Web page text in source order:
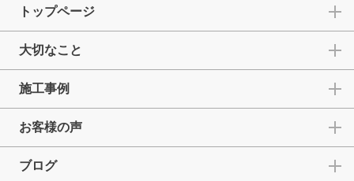
トップページ
大切なこと
施工事例
お客様の声
ブログ